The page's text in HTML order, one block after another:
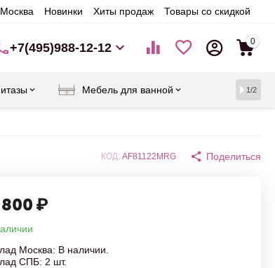
Новинки Хиты продаж Товары со скидкой
+7(495)988-12-12 0
Мебель для ванной 1/2
КОД: AF81122MRG Поделиться
₽
Москва: В наличии.
СПБ: 2 шт.